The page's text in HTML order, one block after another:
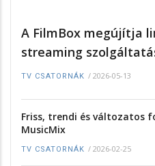
A FilmBox megújítja
streaming
TV CSATORNÁK / 2026-05-13
Friss, trendi és változatos
MusicMix
TV CSATORNÁK / 2026-02-25